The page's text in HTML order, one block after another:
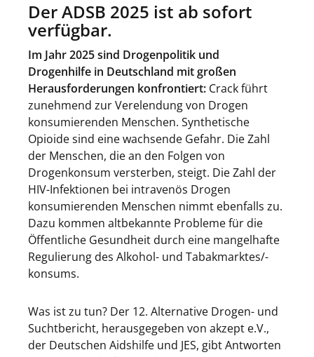
Der ADSB 2025 ist ab sofort
verfügbar.
Im Jahr 2025 sind Drogenpolitik und
Drogenhilfe in Deutschland mit großen
Herausforderungen konfrontiert: Crack führt
zunehmend zur Verelendung von Drogen
konsumierenden Menschen. Synthetische
Opioide sind eine wachsende Gefahr. Die Zahl
der Menschen, die an den Folgen von
Drogenkonsum versterben, steigt. Die Zahl der
HIV-Infektionen bei intravenös Drogen
konsumierenden Menschen nimmt ebenfalls zu.
Dazu kommen altbekannte Probleme für die
Öffentliche Gesundheit durch eine mangelhafte
Regulierung des Alkohol- und Tabakmarktes/-
konsums.
Was ist zu tun? Der 12. Alternative Drogen- und
Suchtbericht, herausgegeben von akzept e.V.,
der Deutschen Aidshilfe und JES, gibt Antworten